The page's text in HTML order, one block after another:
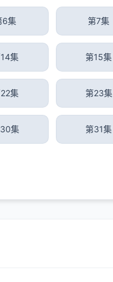
6集 第7集
集 第15集
集 第23集
集 第31集